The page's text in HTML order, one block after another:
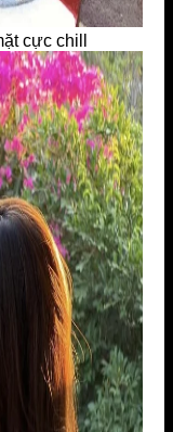
cực chill